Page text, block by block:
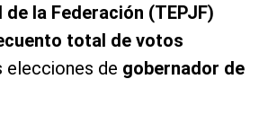
la Federación (TEPJF)
total de votos
elecciones de gobernador de